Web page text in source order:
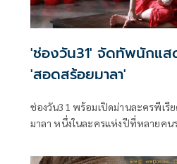
'ช่องวัน31' จัดทัพนักแส
'สอดสร้อยมาลา'
ช่องวัน31 พร้อมเปิดม่านละครพีเรี
มาลา หนึ่งในละครแห่งปีที่หลายคน
“เมื่อมิตรภาพของ สองนางรำเพื่อน